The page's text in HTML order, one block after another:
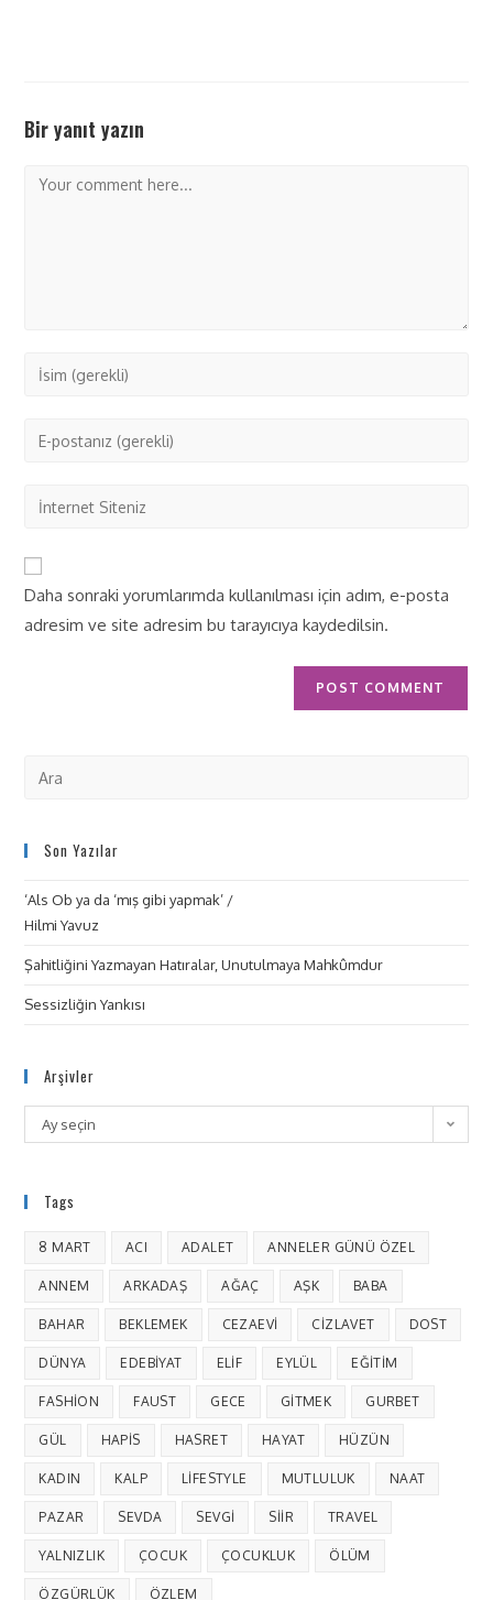
Bir yanıt yazın
Daha sonraki yorumlarımda kullanılması için adım, e-posta
adresim ve site adresim bu tarayıcıya kaydedilsin.
Son Yazılar
‘Als Ob ya da ‘mış gibi yapmak’ /
Hilmi Yavuz
Şahitliğini Yazmayan Hatıralar, Unutulmaya Mahkûmdur
Sessizliğin Yankısı
Arşivler
Ay seçin
Tags
8 MART ACI ADALET ANNELER GÜNÜ ÖZEL
ANNEM ARKADAŞ AĞAÇ AŞK BABA
BAHAR BEKLEMEK CEZAEVI CIZLAVET DOST
DÜNYA EDEBIYAT ELIF EYLÜL EĞITIM
FASHION FAUST GECE GITMEK GURBET
GÜL HAPIS HASRET HAYAT HÜZÜN
KADIN KALP LIFESTYLE MUTLULUK NAAT
PAZAR SEVDA SEVGI SIIR TRAVEL
YALNIZLIK ÇOCUK ÇOCUKLUK ÖLÜM
ÖZGÜRLÜK ÖZLEM